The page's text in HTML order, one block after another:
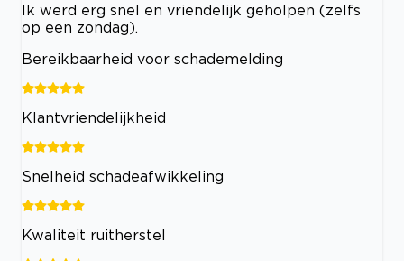
Ik werd erg snel en vriendelijk geholpen (zelfs
op een zondag).
Bereikbaarheid voor schademelding
Klantvriendelijkheid
Snelheid schadeafwikkeling
Kwaliteit ruitherstel